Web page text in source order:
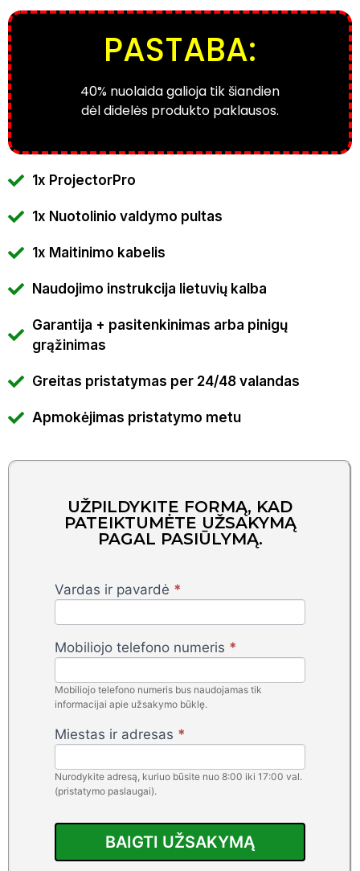
PASTABA:
40% nuolaida galioja tik šiandien
dėl didelės produkto paklausos.
1x ProjectorPro
1x Nuotolinio valdymo pultas
1x Maitinimo kabelis
Naudojimo instrukcija lietuvių kalba
Garantija + pasitenkinimas arba pinigų
grąžinimas
Greitas pristatymas per 24/48 valandas
Apmokėjimas pristatymo metu
UŽPILDYKITE FORMĄ, KAD
PATEIKTUMĖTE UŽSAKYMĄ
PAGAL PASIŪLYMĄ.
Projector
Vardas ir pavardė *
Mobiliojo telefono numeris *
Mobiliojo telefono numeris bus naudojamas tik
informacijai apie užsakymo būklę.
Miestas ir adresas *
Nurodykite adresą, kuriuo būsite nuo 8:00 iki 17:00 val.
(pristatymo paslaugai).
BAIGTI UŽSAKYMĄ